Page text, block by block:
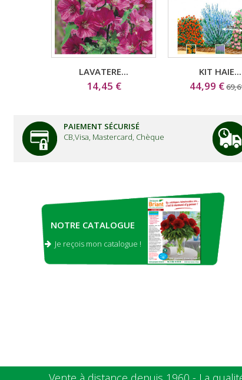
LAVATERE...
14,45 €
KIT HAIE...
44,99 €
PAIEMENT SÉCURISÉ
CB,Visa, Mastercard, Chèque
NOTRE CATALOGUE
Je reçois mon catalogue !